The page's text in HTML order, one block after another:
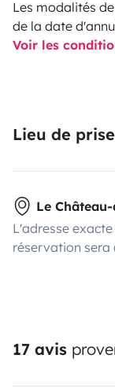
Les modalités
de la date
Voir les
Lieu de
Le
L'adresse
réservation sera
17 avis